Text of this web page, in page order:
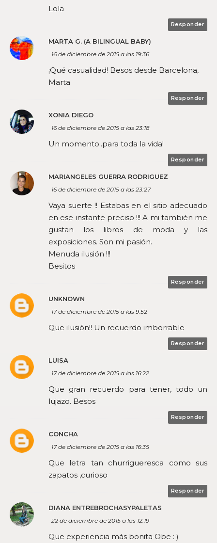
Lola
Responder
MARTA G. (A BILINGUAL BABY)
16 de diciembre de 2015 a las 19:36
¡Qué casualidad! Besos desde Barcelona,
Marta
Responder
XONIA DIEGO
16 de diciembre de 2015 a las 23:18
Un momento..para toda la vida!
Responder
MARIANGELES GUERRA RODRIGUEZ
16 de diciembre de 2015 a las 23:27
Vaya suerte !! Estabas en el sitio adecuado
en ese instante preciso !!! A mi también me
gustan los libros de moda y las
exposiciones. Son mi pasión.
Menuda ilusión !!!
Besitos
Responder
UNKNOWN
17 de diciembre de 2015 a las 9:52
Que ilusión!! Un recuerdo imborrable
Responder
LUISA
17 de diciembre de 2015 a las 16:22
Que gran recuerdo para tener, todo un
lujazo. Besos
Responder
CONCHA
17 de diciembre de 2015 a las 16:35
Que letra tan churrigueresca como sus
zapatos ,curioso
Responder
DIANA ENTREBROCHASYPALETAS
22 de diciembre de 2015 a las 12:19
Que experiencia más bonita Obe : )